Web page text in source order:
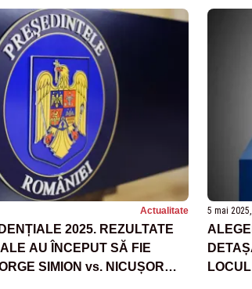
Actualitate
2025. REZULTATE
AU ÎNCEPUT SĂ FIE
SIMION vs. NICUȘOR
5 mai